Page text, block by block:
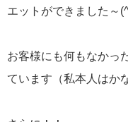
エットができました～
お客様にも何もなかっ
ています（私本人はか